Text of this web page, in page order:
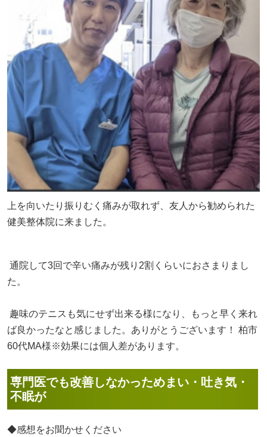
上を向いたり振りむく痛みが取れず、友人から勧められた
健美整体院に来ました。
通院して3回で辛い痛みが残り2割くらいにおさまりまし
た。
趣味のテニスも気にせず出来る様になり、もっと早く来れ
ば良かったなと感じました。ありがとうございます！ 柏市
60代MA様※効果には個人差があります。
専門医でも改善しなかっためまい・吐き気・
不眠が
◆感想をお聞かせください